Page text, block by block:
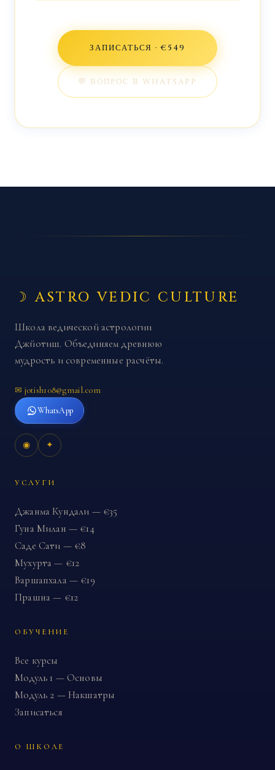
ЗАПИСАТЬСЯ · €549
💬 ВОПРОС В WHATSAPP
☽ ASTRO VEDIC CULTURE
Школа ведической астрологии
Джйотиш. Объединяем древнюю
мудрость и современные расчёты.
✉ jotish108@gmail.com
WhatsApp
◉ ✦
УСЛУГИ
Джанма Кундали — €35
Гуна Милан — €14
Саде Сати — €8
Мухурта — €12
Варшапхала — €19
Прашна — €12
ОБУЧЕНИЕ
Все курсы
Модуль 1 — Основы
Модуль 2 — Накшатры
Записаться
О ШКОЛЕ